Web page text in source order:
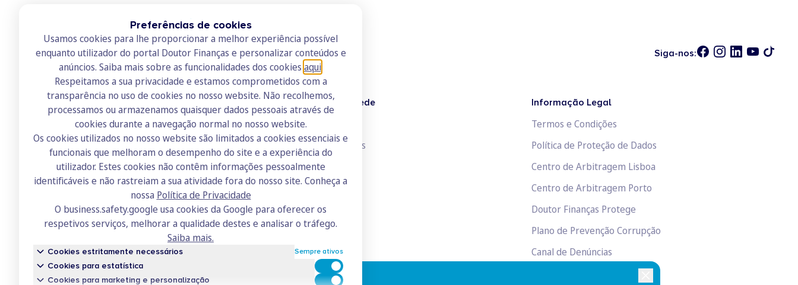
Preferências de cookies
Usamos cookies para lhe proporcionar a melhor experiência possível
enquanto utilizador do portal Doutor Finanças e personalizar conteúdos e
anúncios. Saiba mais sobre as funcionalidades dos cookies aqui
Respeitamos a sua privacidade e estamos comprometidos com a
transparência no uso de cookies no nosso website. Não recolhemos,
processamos ou armazenamos quaisquer dados pessoais através de
cookies durante a navegação normal no nosso website.
Os cookies utilizados no nosso website são limitados a cookies essenciais e
funcionais que melhoram o desempenho do site e a experiência do
utilizador. Estes cookies não contêm informações pessoalmente
identificáveis e não rastreiam a sua atividade fora do nosso site. Conheça a
nossa Política de Privacidade
O business.safety.google usa cookies da Google para oferecer os
respetivos serviços, melhorar a qualidade destes e analisar o tráfego.
Saiba mais.
Cookies estritamente necessários Sempre ativos
Cookies para estatística Cookies para estatística
Cookies para marketing e personalização Cookies para marketing e personalização
Siga-nos:
Doutor Finanças
Contactos
Recrutamento
Academia
Doutor Finanças Rede
Junte-se à Rede
Consulte todos os ICs
Informação Legal
Termos e Condições
Política de Proteção de Dados
Centro de Arbitragem Lisboa
Centro de Arbitragem Porto
Doutor Finanças Protege
Plano de Prevenção Corrupção
Canal de Denúncias